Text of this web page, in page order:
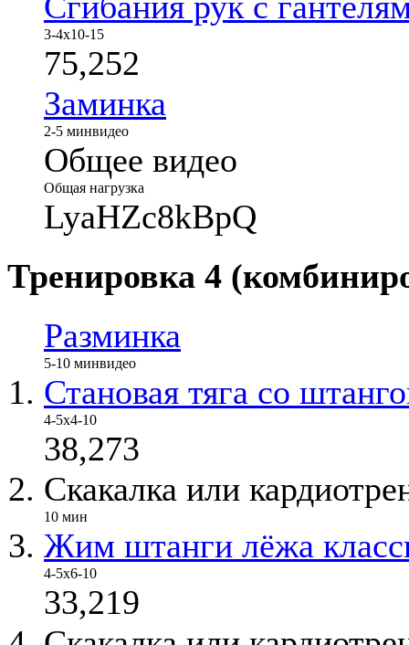
3-4x10-15
75,252
Заминка
2-5 минвидео
Общее видео
Общая нагрузка
LyaHZc8kBpQ
Тренировка 4
Разминка
5-10 минвидео
Становая тяга со
4-5x4-10
38,273
Скакалка или
10 мин
Жим штанги лёжа
4-5x6-10
33,219